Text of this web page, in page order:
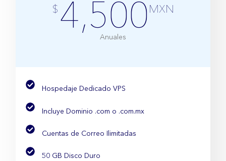
$ 4,500 MXN
Anuales
Hospedaje Dedicado VPS
Incluye Dominio .com o .com.mx
Cuentas de Correo Ilimitadas
50 GB Disco Duro